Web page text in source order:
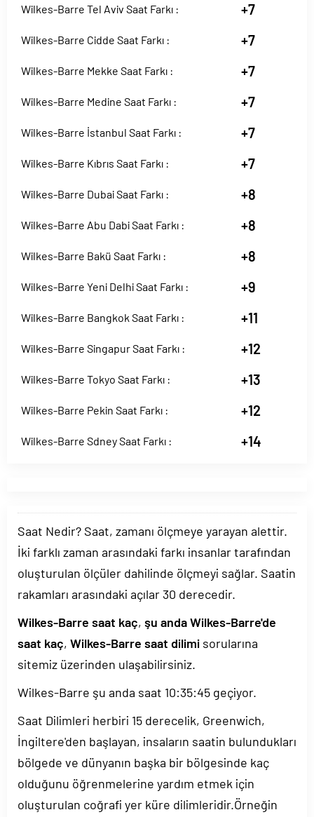
Wilkes-Barre Tel Aviv Saat Farkı : +7
Wilkes-Barre Cidde Saat Farkı : +7
Wilkes-Barre Mekke Saat Farkı : +7
Wilkes-Barre Medine Saat Farkı : +7
Wilkes-Barre İstanbul Saat Farkı : +7
Wilkes-Barre Kıbrıs Saat Farkı : +7
Wilkes-Barre Dubai Saat Farkı : +8
Wilkes-Barre Abu Dabi Saat Farkı : +8
Wilkes-Barre Bakü Saat Farkı : +8
Wilkes-Barre Yeni Delhi Saat Farkı : +9
Wilkes-Barre Bangkok Saat Farkı : +11
Wilkes-Barre Singapur Saat Farkı : +12
Wilkes-Barre Tokyo Saat Farkı : +13
Wilkes-Barre Pekin Saat Farkı : +12
Wilkes-Barre Sdney Saat Farkı : +14
Saat Nedir? Saat, zamanı ölçmeye yarayan alettir.
İki farklı zaman arasındaki farkı insanlar tarafından
oluşturulan ölçüler dahilinde ölçmeyi sağlar. Saatin
rakamları arasındaki açılar 30 derecedir.
Wilkes-Barre saat kaç, şu anda Wilkes-Barre'de
saat kaç, Wilkes-Barre saat dilimi sorularına
sitemiz üzerinden ulaşabilirsiniz.
Wilkes-Barre şu anda saat 10:35:45 geçiyor.
Saat Dilimleri herbiri 15 derecelik, Greenwich,
İngiltere'den başlayan, insaların saatin bulundukları
bölgede ve dünyanın başka bir bölgesinde kaç
olduğunu öğrenmelerine yardım etmek için
oluşturulan coğrafi yer küre dilimleridir.Örneğin